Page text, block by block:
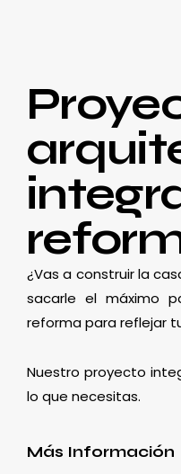
¿Vas a construir la
sacarle el máximo
reforma para reflejar
Nuestro proyecto
lo que necesitas.
Más Información